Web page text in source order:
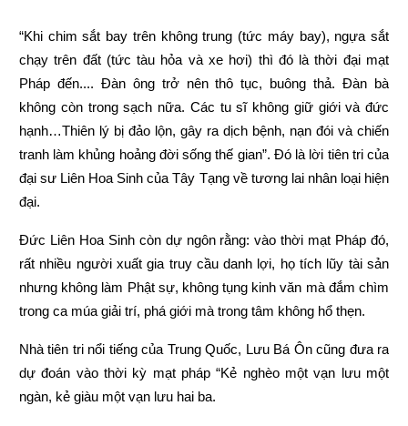
“Khi chim sắt bay trên không trung (tức máy bay), ngựa sắt
chạy trên đất (tức tàu hỏa và xe hơi) thì đó là thời đại mạt
Pháp đến.... Đàn ông trở nên thô tục, buông thả. Đàn bà
không còn trong sạch nữa. Các tu sĩ không giữ giới và đức
hạnh…Thiên lý bị đảo lộn, gây ra dịch bệnh, nạn đói và chiến
tranh làm khủng hoảng đời sống thế gian”. Đó là lời tiên tri của
đại sư Liên Hoa Sinh của Tây Tạng về tương lai nhân loại hiện
đại.
Đức Liên Hoa Sinh còn dự ngôn rằng: vào thời mạt Pháp đó,
rất nhiều người xuất gia truy cầu danh lợi, họ tích lũy tài sản
nhưng không làm Phật sự, không tụng kinh văn mà đắm chìm
trong ca múa giải trí, phá giới mà trong tâm không hổ thẹn.
Nhà tiên tri nổi tiếng của Trung Quốc, Lưu Bá Ôn cũng đưa ra
dự đoán vào thời kỳ mạt pháp “Kẻ nghèo một vạn lưu một
ngàn, kẻ giàu một vạn lưu hai ba.